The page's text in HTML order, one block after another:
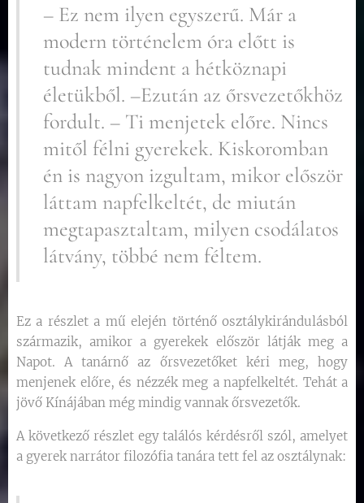
– Ez nem ilyen egyszerű. Már a
modern történelem óra előtt is
tudnak mindent a hétköznapi
életükből. –Ezután az őrsvezetőkhöz
fordult. – Ti menjetek előre. Nincs
mitől félni gyerekek. Kiskoromban
én is nagyon izgultam, mikor először
láttam napfelkeltét, de miután
megtapasztaltam, milyen csodálatos
látvány, többé nem féltem.
Ez a részlet a mű elején történő osztálykirándulásból
származik, amikor a gyerekek először látják meg a
Napot. A tanárnő az őrsvezetőket kéri meg, hogy
menjenek előre, és nézzék meg a napfelkeltét. Tehát a
jövő Kínájában még mindig vannak őrsvezetők.
A következő részlet egy találós kérdésről szól, amelyet
a gyerek narrátor filozófia tanára tett fel az osztálynak: